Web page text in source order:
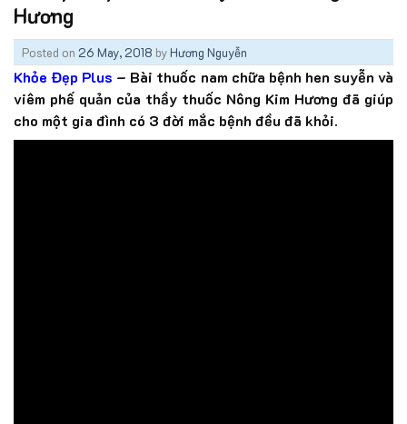
Hương
Posted on 26 May, 2018 byHương Nguyễn
Khỏe Đẹp Plus – Bài thuốc nam chữa bệnh hen suyễn và
viêm phế quản của thầy thuốc Nông Kim Hương đã giúp
cho một gia đình có 3 đời mắc bệnh đều đã khỏi.